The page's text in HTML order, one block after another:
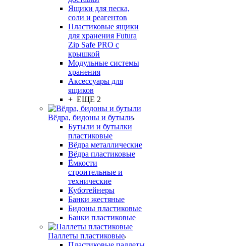
Ящики для песка,
соли и реагентов
Пластиковые ящики
для хранения Futura
Zip Safe PRO с
крышкой
Модульные системы
хранения
Аксессуары для
ящиков
+ ЕЩЕ 2
Вёдра, бидоны и бутыли
Бутыли и бутылки
пластиковые
Вёдра металлические
Вёдра пластиковые
Ёмкости
строительные и
технические
Куботейнеры
Банки жестяные
Бидоны пластиковые
Банки пластиковые
Паллеты пластиковые